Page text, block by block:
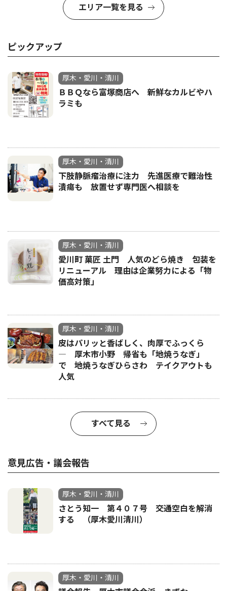
エリア一覧を見る
ピックアップ
厚木・愛川・清川
ＢＢＱなら富塚商店へ 新鮮なカルビやハ
ラミも
厚木・愛川・清川
下肢静脈瘤治療に注力 先進医療で難治性
潰瘍も 放置せず専門医へ相談を
厚木・愛川・清川
愛川町 菓匠 土門 人気のどら焼き 包装を
リニューアル 理由は企業努力による「物
価高対策」
厚木・愛川・清川
皮はパリッと香ばしく、肉厚でふっくら
― 厚木市小野 帰省も「地焼うなぎ」
で 地焼うなぎひらさわ テイクアウトも
人気
すべて見る
意見広告・議会報告
厚木・愛川・清川
さとう知一 第４０７号 交通空白を解消
する （厚木愛川清川）
厚木・愛川・清川